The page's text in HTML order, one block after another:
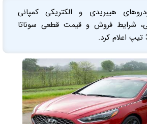
هیبریدی و الکتریکی کمپانی
شرایط فروش و قیمت قطعی سوناتا